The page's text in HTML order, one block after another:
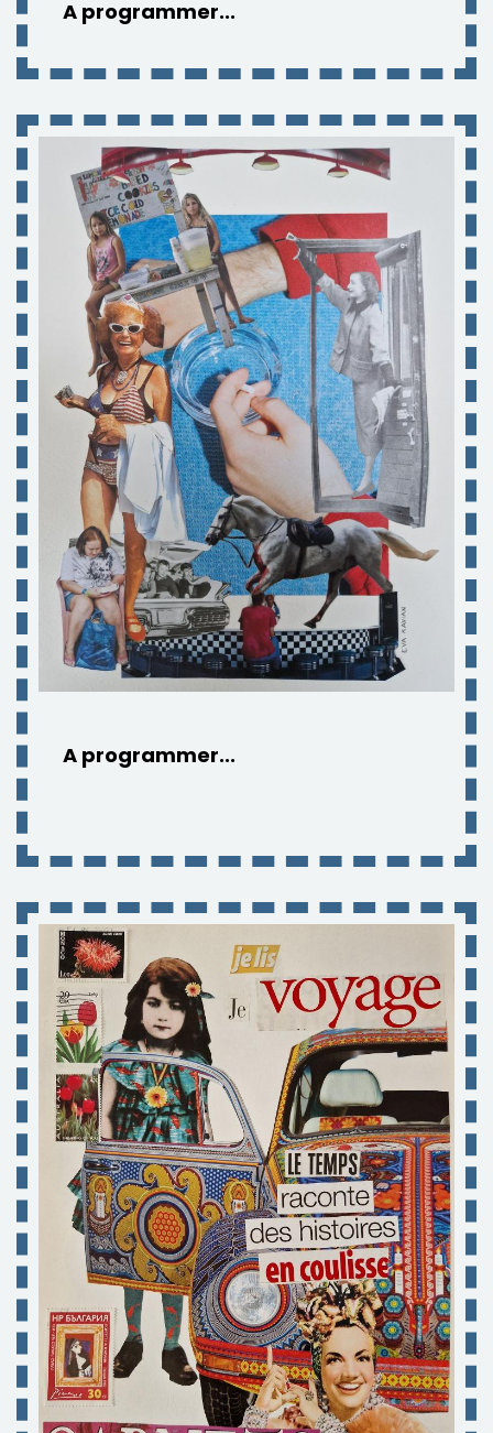
​A programmer...
A programmer...